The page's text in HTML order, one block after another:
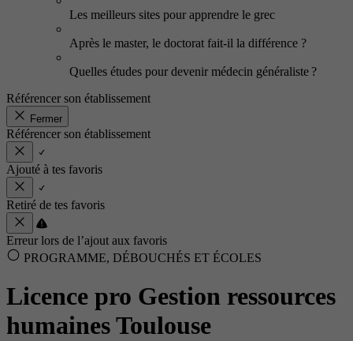
Les meilleurs sites pour apprendre le grec
Après le master, le doctorat fait-il la différence ?
Quelles études pour devenir médecin généraliste ?
Référencer son établissement
Fermer
Référencer son établissement
Ajouté à tes favoris
Retiré de tes favoris
Erreur lors de l’ajout aux favoris
PROGRAMME, DÉBOUCHÉS ET ÉCOLES
Licence pro Gestion ressources
humaines Toulouse